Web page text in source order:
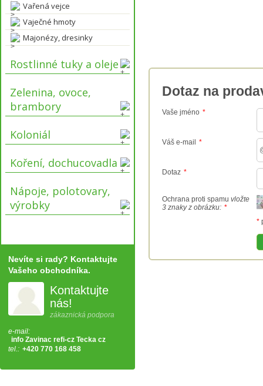
Dotaz na
Vaše jméno *
Váš e-mail *
Dotaz *
Ochrana proti spamu vložte
3 znaky z obrázku: *
*
Vařená vejce
Vaječné hmoty
Majonézy, dresinky
Rostlinné tuky a oleje
Zelenina, ovoce,
brambory
Koloniál
Koření, dochucovadla
Nápoje, polotovary,
výrobky
Nevíte si rady? Kontaktujte
Vašeho obchodníka.
Kontaktujte
nás!
zákaznická podpora
e-mail:
info Zavinac refi-cz Tecka cz
tel.: +420 770 168 458